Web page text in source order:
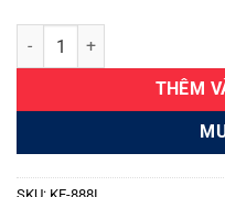
Máy hút mùi Kaff KF-888I số
THÊM